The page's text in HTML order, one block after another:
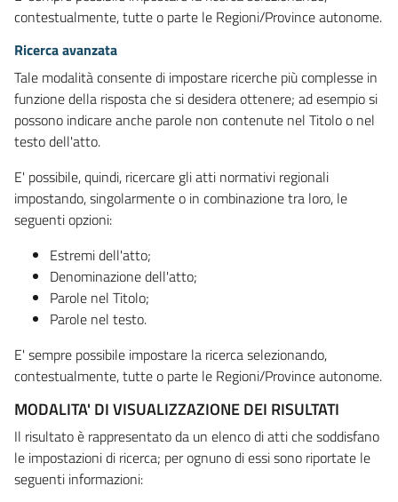
contestualmente, tutte o parte le Regioni/Province autonome.
Ricerca avanzata
Tale modalità consente di impostare ricerche più complesse in
funzione della risposta che si desidera ottenere; ad esempio si
possono indicare anche parole non contenute nel Titolo o nel
testo dell'atto.
E' possibile, quindi, ricercare gli atti normativi regionali
impostando, singolarmente o in combinazione tra loro, le
seguenti opzioni:
Estremi dell'atto;
Denominazione dell'atto;
Parole nel Titolo;
Parole nel testo.
E' sempre possibile impostare la ricerca selezionando,
contestualmente, tutte o parte le Regioni/Province autonome.
MODALITA' DI VISUALIZZAZIONE DEI RISULTATI
Il risultato è rappresentato da un elenco di atti che soddisfano
le impostazioni di ricerca; per ognuno di essi sono riportate le
seguenti informazioni: